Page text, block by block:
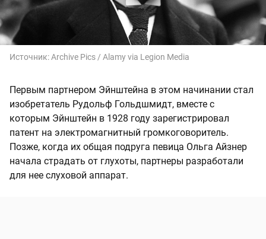
Источник:Archive Pics / Alamy via Legion Media
Первым партнером Эйнштейна в этом начинании стал
изобретатель Рудольф Гольдшмидт, вместе с
которым Эйнштейн в 1928 году зарегистрировал
патент на электромагнитный громкоговоритель.
Позже, когда их общая подруга певица Ольга Айзнер
начала страдать от глухоты, партнеры разработали
для нее слуховой аппарат.